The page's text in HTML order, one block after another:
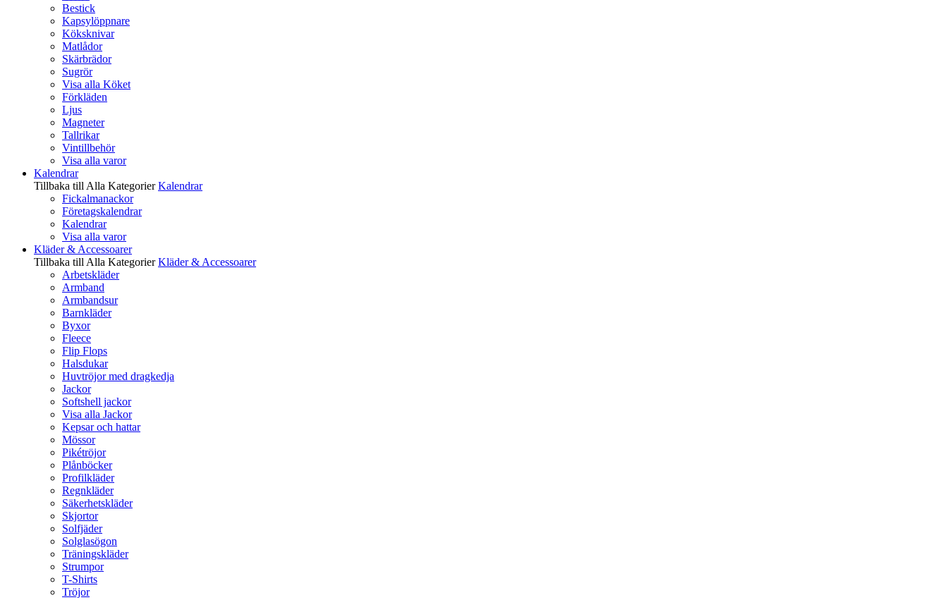
Bestick
Kapsylöppnare
Köksknivar
Matlådor
Skärbrädor
Sugrör
Visa alla Köket
Förkläden
Ljus
Magneter
Tallrikar
Vintillbehör
Visa alla varor
Kalendrar
Tillbaka till Alla Kategorier Kalendrar
Fickalmanackor
Företagskalendrar
Kalendrar
Visa alla varor
Kläder & Accessoarer
Tillbaka till Alla Kategorier Kläder & Accessoarer
Arbetskläder
Armband
Armbandsur
Barnkläder
Byxor
Fleece
Flip Flops
Halsdukar
Huvtröjor med dragkedja
Jackor
Softshell jackor
Visa alla Jackor
Kepsar och hattar
Mössor
Pikétröjor
Plånböcker
Profilkläder
Regnkläder
Säkerhetskläder
Skjortor
Solfjäder
Solglasögon
Träningskläder
Strumpor
T-Shirts
Tröjor